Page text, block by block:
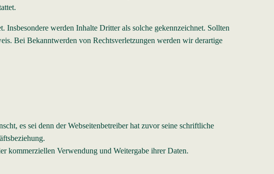
werden Inhalte Dritter als solche gekennzeichnet. Sollten
Bei Bekanntwerden von Rechtsverletzungen werden wir derartige
es sei denn der Webseitenbetreiber hat zuvor seine schriftliche
kommerziellen Verwendung und Weitergabe ihrer Daten.